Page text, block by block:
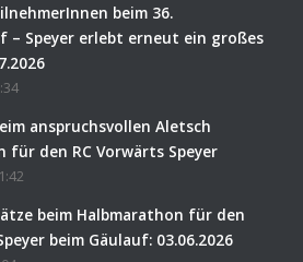
beim 36.
– Speyer erlebt erneut ein großes
anspruchsvollen Aletsch
für den RC Vorwärts Speyer
beim Halbmarathon für den
beim Gäulauf: 03.06.2026